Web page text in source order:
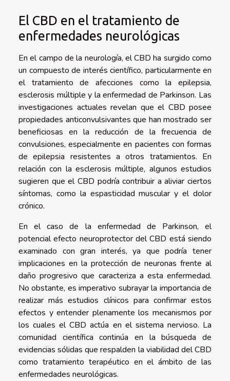
El CBD en el tratamiento de
enfermedades neurológicas
En el campo de la neurología, el CBD ha surgido como
un compuesto de interés científico, particularmente en
el tratamiento de afecciones como la epilepsia,
esclerosis múltiple y la enfermedad de Parkinson. Las
investigaciones actuales revelan que el CBD posee
propiedades anticonvulsivantes que han mostrado ser
beneficiosas en la reducción de la frecuencia de
convulsiones, especialmente en pacientes con formas
de epilepsia resistentes a otros tratamientos. En
relación con la esclerosis múltiple, algunos estudios
sugieren que el CBD podría contribuir a aliviar ciertos
síntomas, como la espasticidad muscular y el dolor
crónico.
En el caso de la enfermedad de Parkinson, el
potencial efecto neuroprotector del CBD está siendo
examinado con gran interés, ya que podría tener
implicaciones en la protección de neuronas frente al
daño progresivo que caracteriza a esta enfermedad.
No obstante, es imperativo subrayar la importancia de
realizar más estudios clínicos para confirmar estos
efectos y entender plenamente los mecanismos por
los cuales el CBD actúa en el sistema nervioso. La
comunidad científica continúa en la búsqueda de
evidencias sólidas que respalden la viabilidad del CBD
como tratamiento terapéutico en el ámbito de las
enfermedades neurológicas.